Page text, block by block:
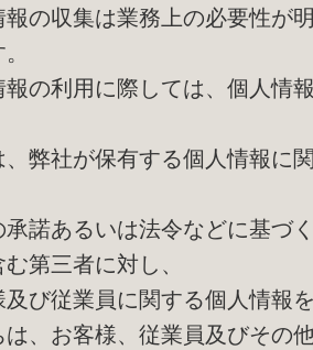
報の収集は業務上の必要性が
報の利用に際しては、個人情
、弊社が保有する個人情報に
承諾あるいは法令などに基づ
第三者に対し、
び従業員に関する個人情報
は、お客様、従業員及びその